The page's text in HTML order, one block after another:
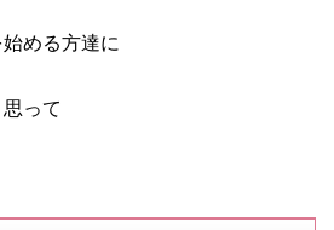
める方達に
って